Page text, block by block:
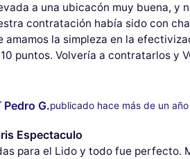
a una ubicacón muy buena, y
contratación había sido con
amamos la simpleza en la
puntos. Volvería a contratarlos y
Pedro G.publicado hace más de un año
Espectaculo
para el Lido y todo fue perfecto.